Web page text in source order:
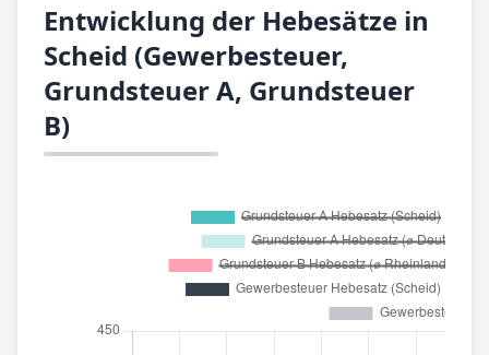
Entwicklung der Hebesätze in
Scheid (Gewerbesteuer,
Grundsteuer A, Grundsteuer
B)